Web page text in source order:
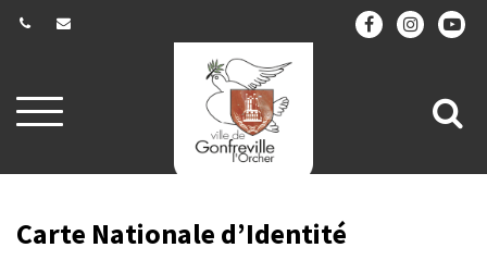
Aller
à
navigation
à
Carte Nationale d’Identité